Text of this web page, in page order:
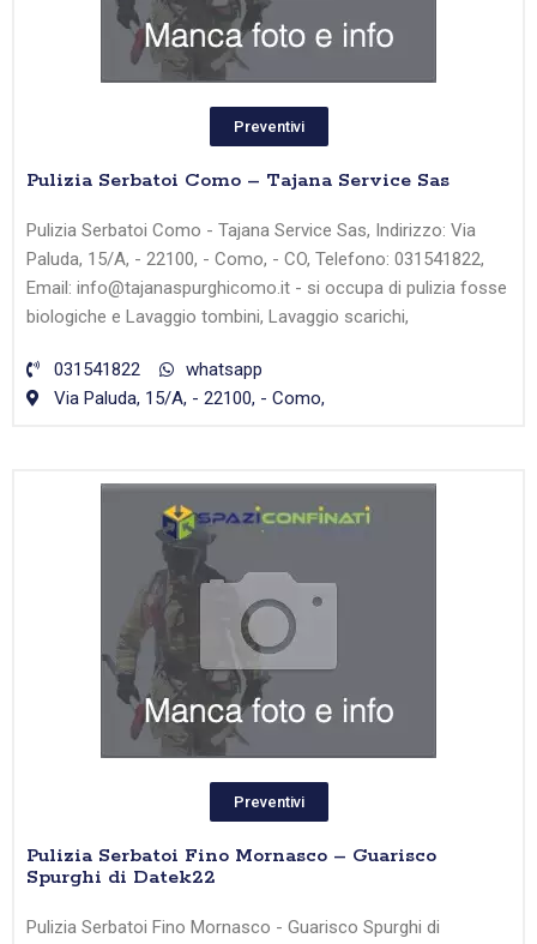
Preventivi
Pulizia Serbatoi Como – Tajana Service Sas
Pulizia Serbatoi Como - Tajana Service Sas, Indirizzo: Via
Paluda, 15/A, - 22100, - Como, - CO, Telefono: 031541822,
Email: info@tajanaspurghicomo.it - si occupa di pulizia fosse
biologiche e Lavaggio tombini, Lavaggio scarichi,
031541822
whatsapp
Via Paluda, 15/A, - 22100, - Como,
Preventivi
Pulizia Serbatoi Fino Mornasco – Guarisco
Spurghi di Datek22
Pulizia Serbatoi Fino Mornasco - Guarisco Spurghi di